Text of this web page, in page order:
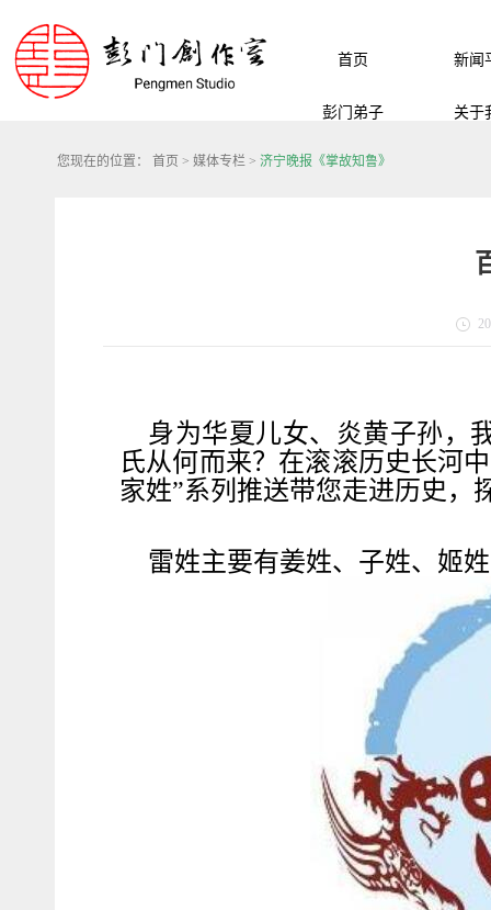
首页 新闻
彭门弟子 关于
您现在的位置： 首页 > 媒体专栏 > 济宁晚报《掌故知鲁》
身为华夏儿女、炎黄子孙，
氏从何而来？在滚滚历史长河
家姓”系列推送带您走进历史，
雷姓主要有姜姓、子姓、姬